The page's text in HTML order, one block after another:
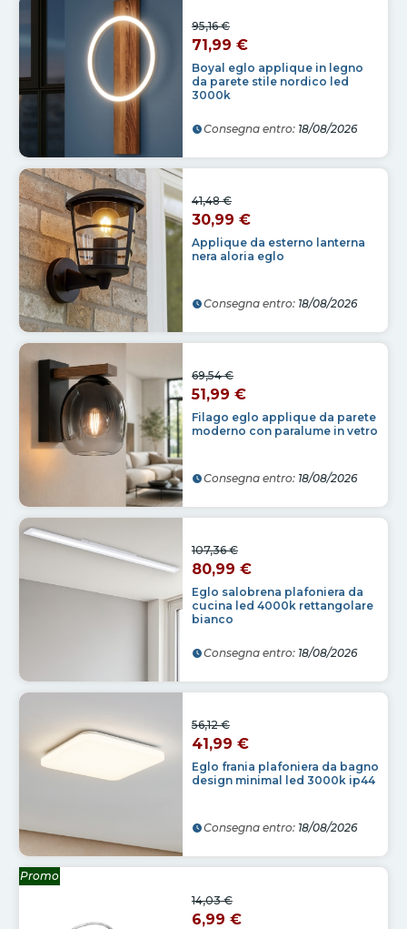
Boyal eglo applique in legno
da parete stile nordico led
3000k
95,16 €
71,99 €
Consegna entro: 18/08/2026
Applique da esterno lanterna
nera aloria eglo
41,48 €
30,99 €
Consegna entro: 18/08/2026
Filago eglo applique da parete
moderno con paralume in vetro
69,54 €
51,99 €
Consegna entro: 18/08/2026
Eglo salobrena plafoniera da
cucina led 4000k rettangolare
bianco
107,36 €
80,99 €
Consegna entro: 18/08/2026
Eglo frania plafoniera da bagno
design minimal led 3000k ip44
56,12 €
41,99 €
Consegna entro: 18/08/2026
14,03 €
6,99 €
Promo